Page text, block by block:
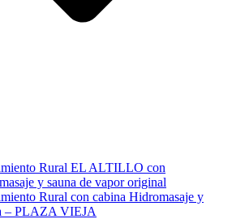
Rural EL ALTILLO con
y sauna de vapor original
Rural con cabina Hidromasaje y
– PLAZA VIEJA